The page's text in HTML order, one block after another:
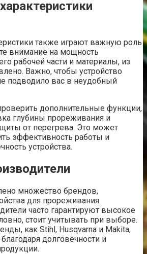
также играют важную роль
внимание на мощность
рабочей части и материалы, из
Важно, чтобы устройство
подводило вас в неудобный
дополнительные функции,
глубины прореживания и
от перегрева. Это может
эффективность работы и
устройства.
множество брендов,
для прореживания.
часто гарантируют высокое
стоит учитывать при выборе.
как Stihl, Husqvarna и Makita,
долговечности и